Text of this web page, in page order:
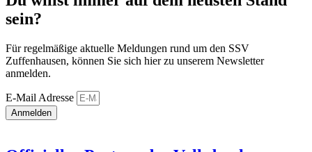
sein?
Für regelmäßige aktuelle Meldungen rund um den SSV
Zuffenhausen, können Sie sich hier zu unserem Newsletter
anmelden.
E-Mail Adresse
Anmelden